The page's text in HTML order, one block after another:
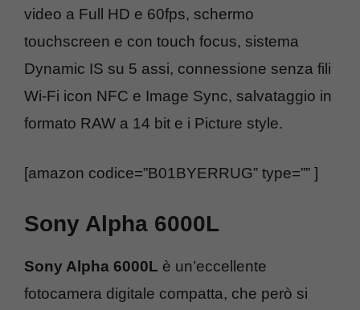
video a Full HD e 60fps, schermo
touchscreen e con touch focus, sistema
Dynamic IS su 5 assi, connessione senza fili
Wi-Fi icon NFC e Image Sync, salvataggio in
formato RAW a 14 bit e i Picture style.
[amazon codice=”B01BYERRUG” type=”” ]
Sony Alpha 6000L
Sony Alpha 6000L è un’eccellente
fotocamera digitale compatta, che però si